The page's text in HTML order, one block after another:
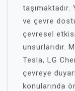
ve çevre
çevresel
unsurlarıdır.
Tesla, LG
çevreye
konularında